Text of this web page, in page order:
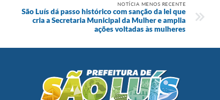
NOTÍCIA MENOS RECENTE
São Luís dá passo histórico com sanção da lei que
cria a Secretaria Municipal da Mulher e amplia
ações voltadas às mulheres